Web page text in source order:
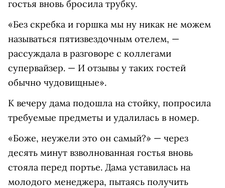
гостья вновь бросила трубку.
«Без скребка и горшка мы ну никак не можем
называться пятизвездочным отелем, —
рассуждала в разговоре с коллегами
супервайзер. — И отзывы у таких гостей
обычно чудовищные».
К вечеру дама подошла на стойку, попросила
требуемые предметы и удалилась в номер.
«Боже, неужели это он самый?» — через
десять минут взволнованная гостья вновь
стояла перед портье. Дама уставилась на
молодого менеджера, пытаясь получить